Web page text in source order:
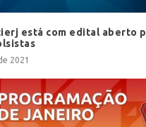
está com edital aberto
2021